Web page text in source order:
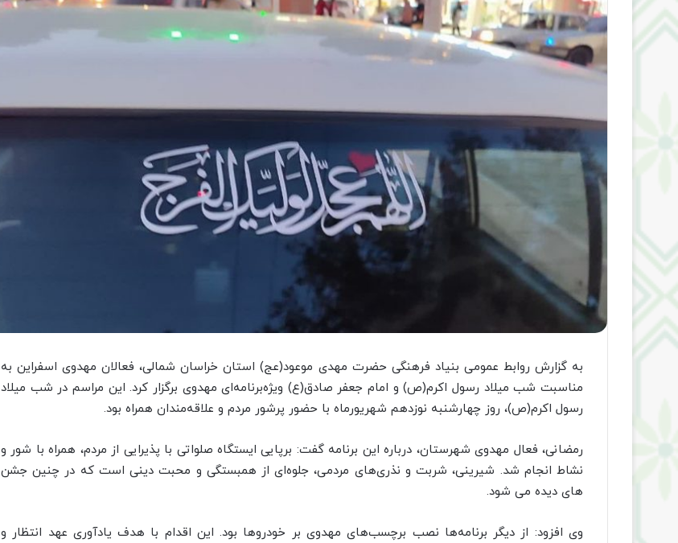
به گزارش روابط عمومی بنیاد فرهنگی حضرت مهدی موعود(عج) استان خراسان شمالی، فعالان مهدوی اسفراین به
مناسبت شب میلاد رسول اکرم(ص) و امام جعفر صادق(ع) ویژه‌برنامه‌ای مهدوی برگزار کرد. این مراسم در شب میلاد
رسول اکرم(ص)، روز چهارشنبه نوزدهم شهریورماه با حضور پرشور مردم و علاقه‌مندان همراه بود.
رمضانی، فعال مهدوی شهرستان، درباره این برنامه گفت: برپایی ایستگاه صلواتی با پذیرایی از مردم، همراه با شور و
نشاط انجام شد. شیرینی، شربت و نذری‌های مردمی، جلوه‌ای از همبستگی و محبت دینی است که در چنین جشن
های دیده می شود.
وی افزود: از دیگر برنامه‌ها نصب برچسب‌های مهدوی بر خودروها بود. این اقدام با هدف یادآوری عهد انتظار و